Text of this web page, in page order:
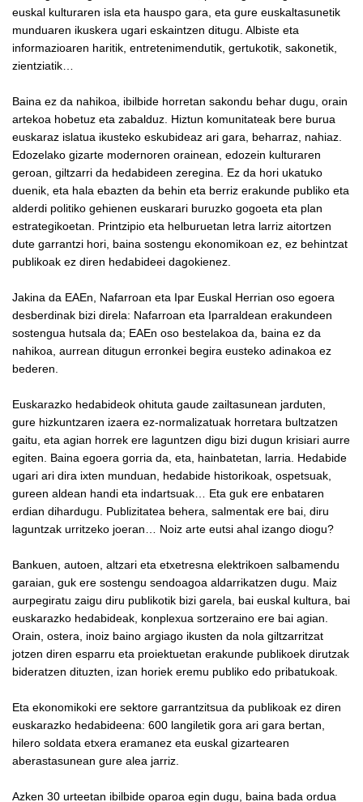
euskal kulturaren isla eta hauspo gara, eta gure euskaltasunetik
munduaren ikuskera ugari eskaintzen ditugu. Albiste eta
informazioaren haritik, entretenimendutik, gertukotik, sakonetik,
zientziatik…
Baina ez da nahikoa, ibilbide horretan sakondu behar dugu, orain
artekoa hobetuz eta zabalduz. Hiztun komunitateak bere burua
euskaraz islatua ikusteko eskubideaz ari gara, beharraz, nahiaz.
Edozelako gizarte modernoren orainean, edozein kulturaren
geroan, giltzarri da hedabideen zeregina. Ez da hori ukatuko
duenik, eta hala ebazten da behin eta berriz erakunde publiko eta
alderdi politiko gehienen euskarari buruzko gogoeta eta plan
estrategikoetan. Printzipio eta helburuetan letra larriz aitortzen
dute garrantzi hori, baina sostengu ekonomikoan ez, ez behintzat
publikoak ez diren hedabideei dagokienez.
Jakina da EAEn, Nafarroan eta Ipar Euskal Herrian oso egoera
desberdinak bizi direla: Nafarroan eta Iparraldean erakundeen
sostengua hutsala da; EAEn oso bestelakoa da, baina ez da
nahikoa, aurrean ditugun erronkei begira eusteko adinakoa ez
bederen.
Euskarazko hedabideok ohituta gaude zailtasunean jarduten,
gure hizkuntzaren izaera ez-normalizatuak horretara bultzatzen
gaitu, eta agian horrek ere laguntzen digu bizi dugun krisiari aurre
egiten. Baina egoera gorria da, eta, hainbatetan, larria. Hedabide
ugari ari dira ixten munduan, hedabide historikoak, ospetsuak,
gureen aldean handi eta indartsuak… Eta guk ere enbataren
erdian dihardugu. Publizitatea behera, salmentak ere bai, diru
laguntzak urritzeko joeran… Noiz arte eutsi ahal izango diogu?
Bankuen, autoen, altzari eta etxetresna elektrikoen salbamendu
garaian, guk ere sostengu sendoagoa aldarrikatzen dugu. Maiz
aurpegiratu zaigu diru publikotik bizi garela, bai euskal kultura, bai
euskarazko hedabideak, konplexua sortzeraino ere bai agian.
Orain, ostera, inoiz baino argiago ikusten da nola giltzarritzat
jotzen diren esparru eta proiektuetan erakunde publikoek dirutzak
bideratzen dituzten, izan horiek eremu publiko edo pribatukoak.
Eta ekonomikoki ere sektore garrantzitsua da publikoak ez diren
euskarazko hedabideena: 600 langiletik gora ari gara bertan,
hilero soldata etxera eramanez eta euskal gizartearen
aberastasunean gure alea jarriz.
Azken 30 urteetan ibilbide oparoa egin dugu, baina bada ordua